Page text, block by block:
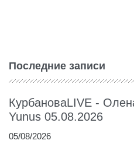
Последние записи
КурбановаLIVE -
Yunus 05.08.2026
05/08/2026